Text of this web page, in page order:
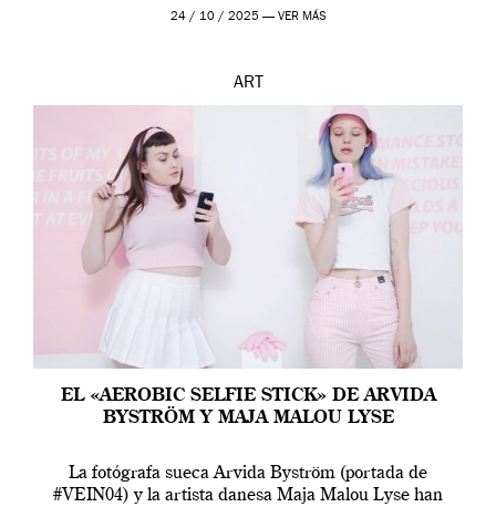
24 / 10 / 2025 — VER MÁS
ART
EL «AEROBIC SELFIE STICK» DE ARVIDA
BYSTRÖM Y MAJA MALOU LYSE
La fotógrafa sueca Arvida Byström (portada de
#VEIN04) y la artista danesa Maja Malou Lyse han